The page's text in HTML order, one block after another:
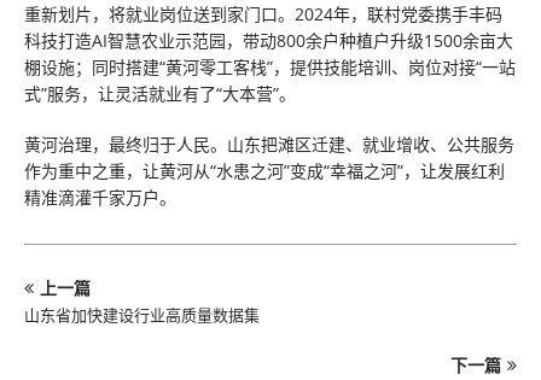
重新划片，将就业岗位送到家门口。2024年，联村党委携手丰码
科技打造AI智慧农业示范园，带动800余户种植户升级1500余亩大
棚设施；同时搭建“黄河零工客栈”，提供技能培训、岗位对接“一站
式”服务，让灵活就业有了“大本营”。
黄河治理，最终归于人民。山东把滩区迁建、就业增收、公共服务
作为重中之重，让黄河从“水患之河”变成“幸福之河”，让发展红利
精准滴灌千家万户。
上一篇
山东省加快建设行业高质量数据集
下一篇